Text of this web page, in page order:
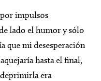
impulsos
lado el humor y sólo
que mi desesperación
hasta el final,
era